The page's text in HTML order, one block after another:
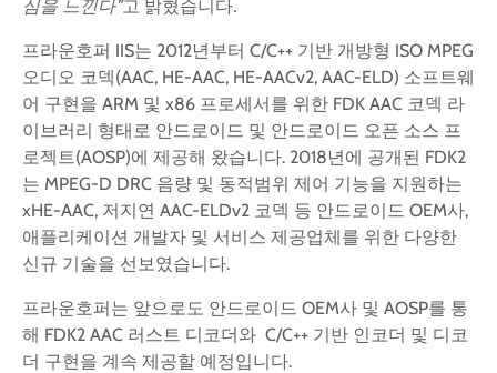
심을 느낀다”고 밝혔습니다.
프라운호퍼 IIS는 2012년부터 C/C++ 기반 개방형 ISO MPEG
오디오 코덱(AAC, HE-AAC, HE-AACv2, AAC-ELD) 소프트웨
어 구현을 ARM 및 x86 프로세서를 위한 FDK AAC 코덱 라
이브러리 형태로 안드로이드 및 안드로이드 오픈 소스 프
로젝트(AOSP)에 제공해 왔습니다. 2018년에 공개된 FDK2
는 MPEG-D DRC 음량 및 동적범위 제어 기능을 지원하는
xHE-AAC, 저지연 AAC-ELDv2 코덱 등 안드로이드 OEM사,
애플리케이션 개발자 및 서비스 제공업체를 위한 다양한
신규 기술을 선보였습니다.
프라운호퍼는 앞으로도 안드로이드 OEM사 및 AOSP를 통
해 FDK2 AAC 러스트 디코더와 C/C++ 기반 인코더 및 디코
더 구현을 계속 제공할 예정입니다.